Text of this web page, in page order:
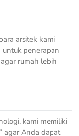
arsitek kami
untuk penerapan
agar rumah lebih
kami memiliki
agar Anda dapat